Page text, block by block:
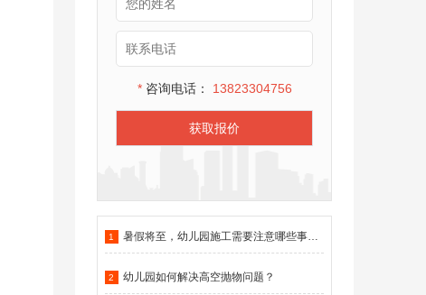
*咨询电话： 13823304756
获取报价
1 暑假将至，幼儿园施工需要注意哪些事项？
2 幼儿园如何解决高空抛物问题？